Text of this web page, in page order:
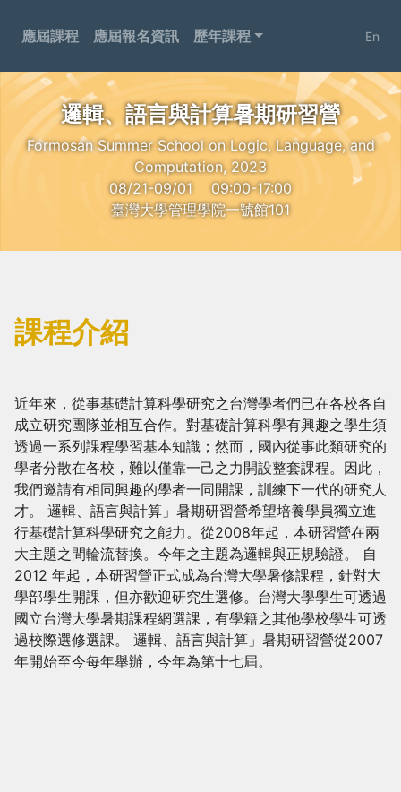
應屆課程 應屆報名資訊 歷年課程 En
邏輯、語言與計算暑期研習營
Formosan Summer School on Logic, Language, and
Computation, 2023
08/21-09/01
09:00-17:00
臺灣大學管理學院一號館101
課程介紹
近年來，從事基礎計算科學研究之台灣學者們已在各校各自
成立研究團隊並相互合作。對基礎計算科學有興趣之學生須
透過一系列課程學習基本知識；然而，國內從事此類研究的
學者分散在各校，難以僅靠一己之力開設整套課程。因此，
我們邀請有相同興趣的學者一同開課，訓練下一代的研究人
才。 邏輯、語言與計算」暑期研習營希望培養學員獨立進
行基礎計算科學研究之能力。從2008年起，本研習營在兩
大主題之間輪流替換。今年之主題為邏輯與正規驗證。 自
2012 年起，本研習營正式成為台灣大學暑修課程，針對大
學部學生開課，但亦歡迎研究生選修。台灣大學學生可透過
國立台灣大學暑期課程網選課，有學籍之其他學校學生可透
過校際選修選課。 邏輯、語言與計算」暑期研習營從2007
年開始至今每年舉辦，今年為第十七屆。